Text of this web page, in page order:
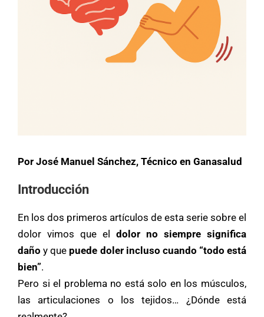
Por José Manuel Sánchez, Técnico en Ganasalud
Introducción
En los dos primeros artículos de esta serie sobre el
dolor vimos que el dolor no siempre significa
daño y que puede doler incluso cuando “todo está
bien”.
Pero si el problema no está solo en los músculos,
las articulaciones o los tejidos… ¿Dónde está